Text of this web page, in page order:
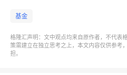
全部收红，当月平均上涨
百分点。
基金
格隆汇声明：文中观点均来自原作者，不代表
策需建立在独立思考之上，本文内容仅供参考
担。